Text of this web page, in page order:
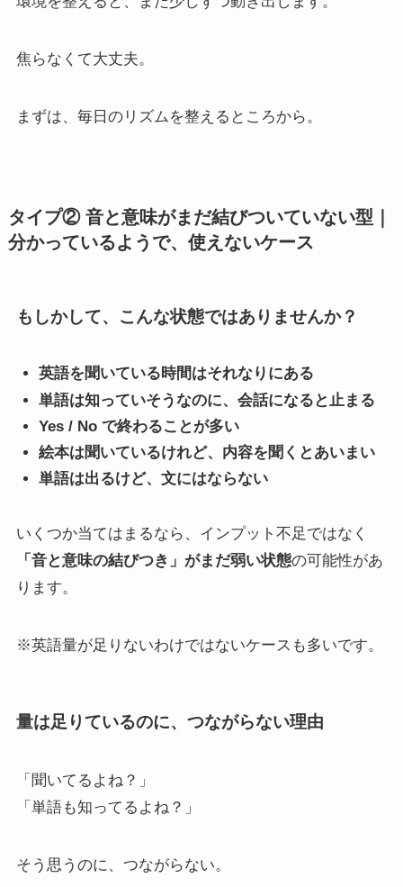
焦らなくて大丈夫。
まずは、毎日のリズムを整えるところから。
タイプ② 音と意味がまだ結びついていない型｜
分かっているようで、使えないケース
もしかして、こんな状態ではありませんか？
英語を聞いている時間はそれなりにある
単語は知っていそうなのに、会話になると止まる
Yes / No で終わることが多い
絵本は聞いているけれど、内容を聞くとあいまい
単語は出るけど、文にはならない
いくつか当てはまるなら、インプット不足ではなく
「音と意味の結びつき」がまだ弱い状態の可能性があ
ります。
※英語量が足りないわけではないケースも多いです。
量は足りているのに、つながらない理由
「聞いてるよね？」
「単語も知ってるよね？」
そう思うのに、つながらない。